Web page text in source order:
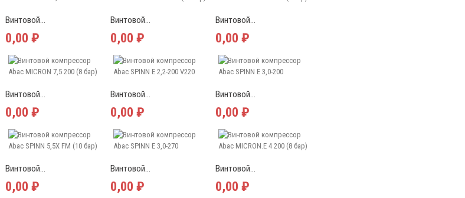
Винтовой...
0,00 ₽
Винтовой...
0,00 ₽
Винтовой...
0,00 ₽
Винтовой...
0,00 ₽
Винтовой...
0,00 ₽
Винтовой...
0,00 ₽
Винтовой...
0,00 ₽
Винтовой...
0,00 ₽
Винтовой...
0,00 ₽